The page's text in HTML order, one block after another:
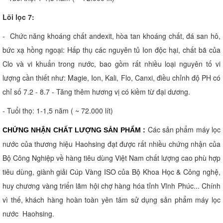
Lõi lọc 7:
- Chức năng khoáng chất andexit, hòa tan khoáng chất, đá san hô,
bức xạ hồng ngoại: Hấp thụ các nguyên tủ Ion độc hại, chất bã của
Clo và vi khuẩn trong nước, bao gồm rất nhiều loại nguyên tố vi
lượng cần thiết như: Magie, Ion, Kali, Flo, Canxi, điều chỉnh độ PH có
chỉ số 7.2 - 8.7 - Tăng thêm hương vị có kiềm từ đại dương.
- Tuổi thọ: 1-1,5 năm ( ~ 72.000 lít)
CHỨNG NHẬN CHẤT LƯỢNG SẢN PHẨM : Các sản phẩm máy lọc
nước của thương hiệu Haohsing đạt được rất nhiều chứng nhận của
Bộ Công Nghiệp về hàng tiêu dùng Việt Nam chất lượng cao phù hợp
tiêu dùng, giành giải Cúp Vàng ISO của Bộ Khoa Học & Công nghệ,
huy chương vàng triển lãm hội chợ hàng hóa tỉnh Vĩnh Phúc... Chính
vì thế, khách hàng hoàn toàn yên tâm sử dụng sản phẩm máy lọc
nước Haohsing.